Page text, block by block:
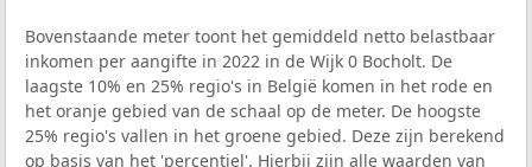
Bovenstaande meter toont het gemiddeld netto belastbaar
inkomen per aangifte in 2022 in de Wijk 0 Bocholt. De
laagste 10% en 25% regio's in België komen in het rode en
het oranje gebied van de schaal op de meter. De hoogste
25% regio's vallen in het groene gebied. Deze zijn berekend
op basis van het 'percentiel'. Hierbij zijn alle waarden van